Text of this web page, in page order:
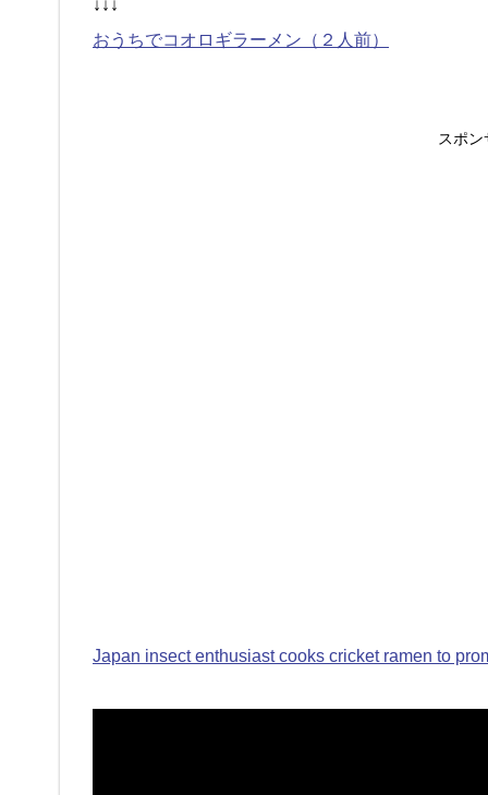
↓↓↓
おうちでコオロギラーメン（２人前）
スポン
Japan insect enthusiast cooks cricket ramen to